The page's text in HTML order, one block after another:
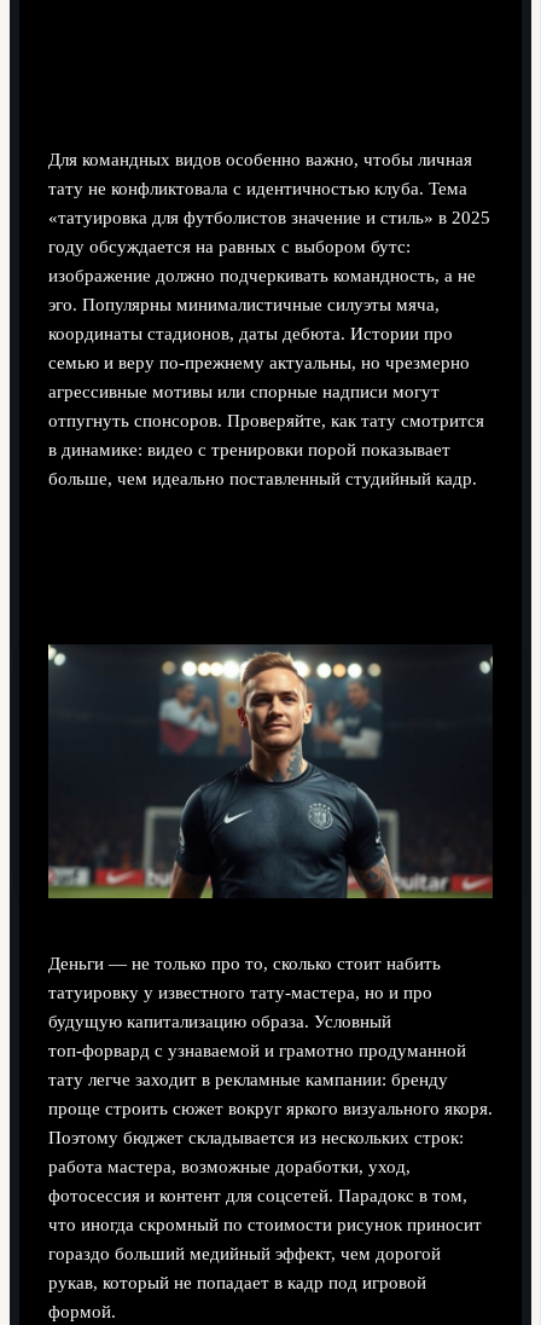
Для командных видов особенно важно, чтобы личная
тату не конфликтовала с идентичностью клуба. Тема
«татуировка для футболистов значение и стиль» в 2025
году обсуждается на равных с выбором бутс:
изображение должно подчеркивать командность, а не
эго. Популярны минималистичные силуэты мяча,
координаты стадионов, даты дебюта. Истории про
семью и веру по‑прежнему актуальны, но чрезмерно
агрессивные мотивы или спорные надписи могут
отпугнуть спонсоров. Проверяйте, как тату смотрится
в динамике: видео с тренировки порой показывает
больше, чем идеально поставленный студийный кадр.
Деньги — не только про то, сколько стоит набить
татуировку у известного тату-мастера, но и про
будущую капитализацию образа. Условный
топ‑форвард с узнаваемой и грамотно продуманной
тату легче заходит в рекламные кампании: бренду
проще строить сюжет вокруг яркого визуального якоря.
Поэтому бюджет складывается из нескольких строк:
работа мастера, возможные доработки, уход,
фотосессия и контент для соцсетей. Парадокс в том,
что иногда скромный по стоимости рисунок приносит
гораздо больший медийный эффект, чем дорогой
рукав, который не попадает в кадр под игровой
формой.